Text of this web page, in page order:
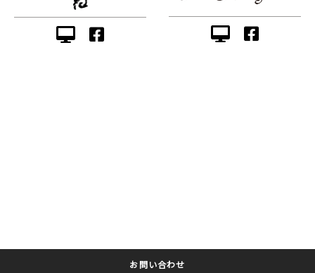
お問い合わせ